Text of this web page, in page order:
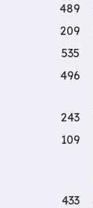
489
209
535
496
243
109
433